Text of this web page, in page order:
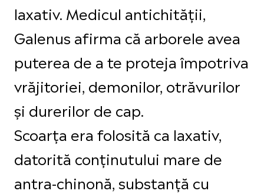
laxativ. Medicul antichității,
Galenus afirma că arborele avea
puterea de a te proteja împotriva
vrăjitoriei, demonilor, otrăvurilor
și durerilor de cap.
Scoarța era folosită ca laxativ,
datorită conținutului mare de
antra-chinonă, substanță cu